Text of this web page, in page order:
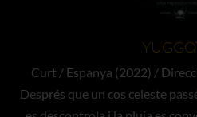
Curt / Espanya (2022) /
Després que un cos celeste